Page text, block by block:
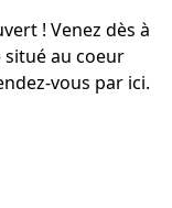
! Venez dès à
au coeur
vous par ici.